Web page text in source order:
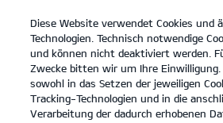
open
menu
Entdecken
Diese Website verwendet Cookies und
Technologien. Technisch notwendige
und können nicht deaktiviert werden.
Zwecke bitten wir um Ihre
sowohl in das Setzen der jeweiligen
Tracking-Technologien und in die
Verarbeitung der dadurch erhobenen